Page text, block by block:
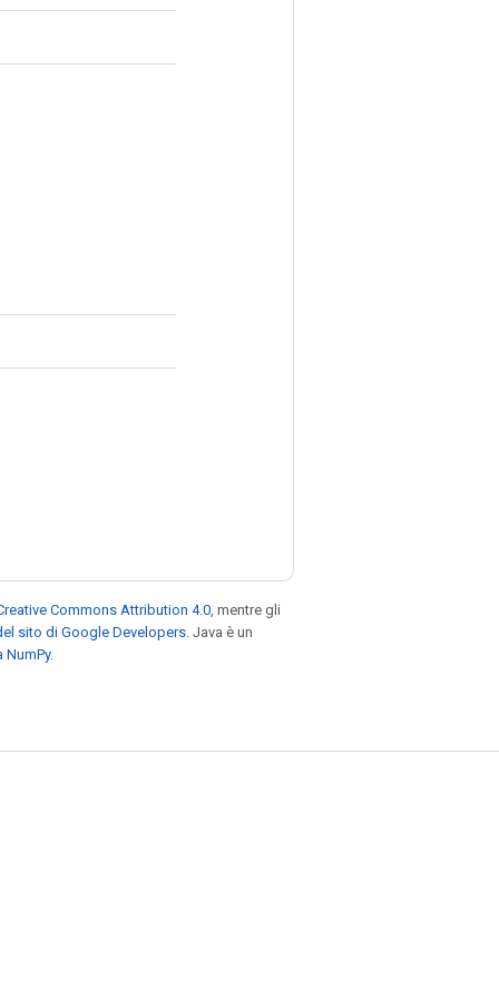
Commons Attribution 4.0 , mentre gli
sito di Google Developers . Java è un
NumPy.